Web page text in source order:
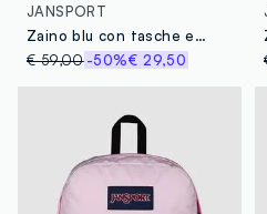
JANSPORT
Zaino blu con tasche esterne
€ 59,00-50%€ 29,50